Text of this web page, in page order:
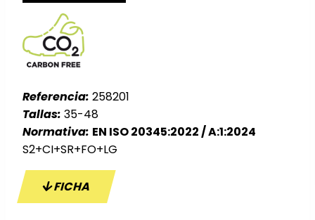
Referencia: 258201
Tallas: 35-48
Normativa: EN ISO 20345:2022 / A:1:2024
S2+CI+SR+FO+LG
FICHA